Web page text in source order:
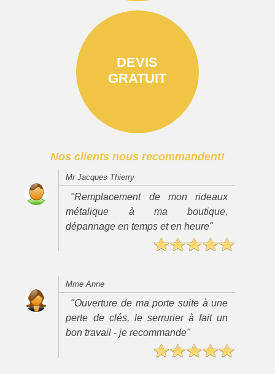
DEVIS
GRATUIT
Nos clients nous recommandent!
Mr Jacques Thierry
"Remplacement de mon rideaux
métalique à ma boutique,
dépannage en temps et en heure"
Mme Anne
"Ouverture de ma porte suite à une
perte de clés, le serrurier à fait un
bon travail - je recommande"